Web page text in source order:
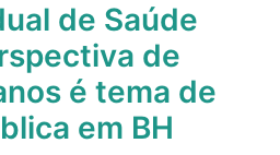
de Saúde
de
é tema de
em BH